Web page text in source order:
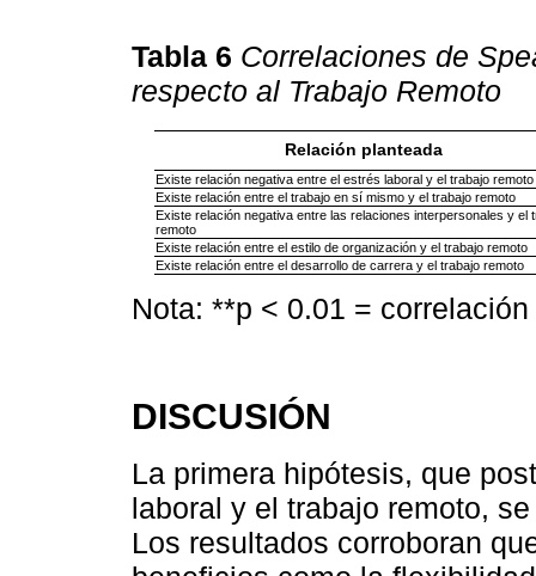
Tabla 6 Correlaciones de
respecto al Trabajo Remoto
Relación planteada
Existe relación negativa entre el estrés laboral y el trabajo remoto
Existe relación entre el trabajo en sí mismo y el trabajo remoto
Existe relación negativa entre las relaciones interpersonales y el
remoto
Existe relación entre el estilo de organización y el trabajo remoto
Existe relación entre el desarrollo de carrera y el trabajo remoto
Nota: **p < 0.01 =
DISCUSIÓN
La primera hipótesis, que
laboral y el trabajo remoto,
Los resultados corroboran